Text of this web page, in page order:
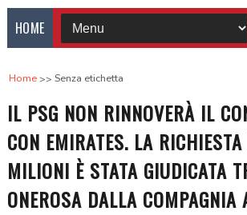
HOME
Home Senza etichetta
IL PSG NON RINNOVERÀ IL
CON EMIRATES. LA
MILIONI È STATA GIUDICATA
ONEROSA DALLA COMPAGNIA